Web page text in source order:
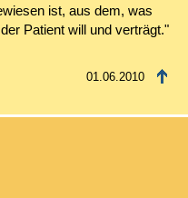
ist, aus dem, was
Patient will und verträgt."
01.06.2010